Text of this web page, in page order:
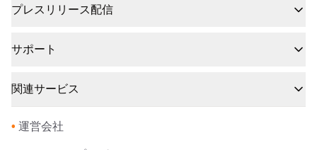
プレスリリース配信
サポート
関連サービス
• 運営会社